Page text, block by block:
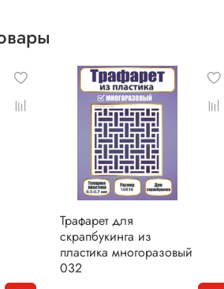
Трафарет для
скрапбукинга из
пластика многоразовый
032